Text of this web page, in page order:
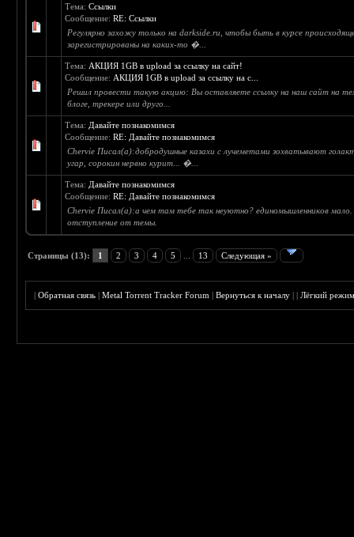
Тема:Ссылки
Сообщение:RE: Ссылки
Регулярно захожу только на darkside.ru, чтобы быть в курсе
зарегистрированы на каких-то �...
Тема: АКЦИЯ 1GB в upload за ссылку на сайт!
Сообщение: АКЦИЯ 1GB в upload за ссылку на с...
Решил провести такую акцию: Вы оставляете ссылку на наш сайт на
блоге, трекере или друго...
Тема: Давайте познакомимся
Сообщение:RE: Давайте познакомимся
Chervie Писал(а):добродушные казахи с лучеметами зохватывают
угар, сорокин нервно курит... �...
Тема: Давайте познакомимся
Сообщение:RE: Давайте познакомимся
Chervie Писал(а):а чем там тебе так неуютно? единомышленников
отступление от темы.
Страницы (13): 1 2 3 4 5 13 Следующая »
|Обратная связь |Metal Torrent Tracker Forum |Вернуться к началу ||Лёгкий